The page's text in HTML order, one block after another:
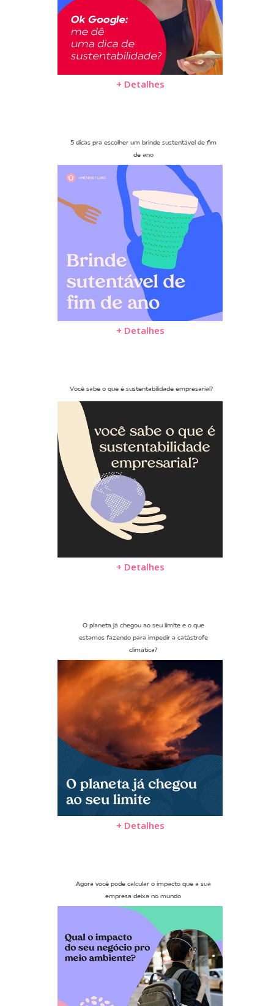
+ Detalhes
5 dicas pra escolher um brinde sustentável de fim
de ano
+ Detalhes
Você sabe o que é sustentabilidade empresarial?
+ Detalhes
O planeta já chegou ao seu limite e o que
estamos fazendo para impedir a catástrofe
climática?
+ Detalhes
Agora você pode calcular o impacto que a sua
empresa deixa no mundo